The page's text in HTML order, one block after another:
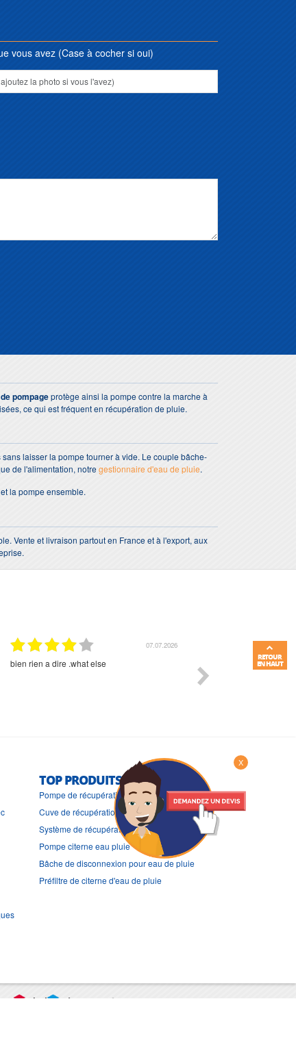
vous avez (Case à cocher si oui)
pompageprotège ainsi la pompe contre la marche à
ce qui est fréquent en récupération de pluie.
laisser la pompe tourner à vide. Le couple bâche-
de l'alimentation, notregestionnaire d'eau de pluie.
la pompe ensemble.
Vente et livraison partout en France et à l'export, aux
01.07.2026
Commande et délais parfait Très bon suivi et très
TOP PRODUITS
Pompe de récupération d'eau de pluie pour WC
Cuve de récupération d'eau de pluie 2000l
Système de récupération d'eau de pluie
Pompe citerne eau pluie
Bâche de disconnexion pour eau de pluie
Préfiltre de citerne d'eau de pluie
X
RETOUR
EN HAUT